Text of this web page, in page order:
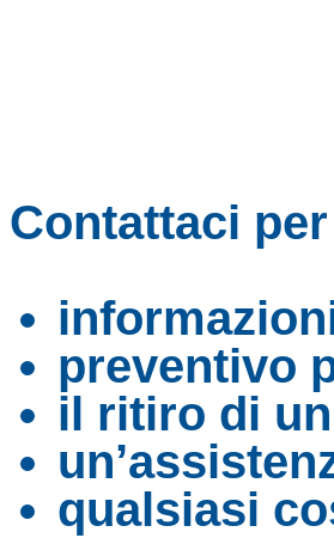
Contattaci
preventivo
il ritiro di
qualsiasi